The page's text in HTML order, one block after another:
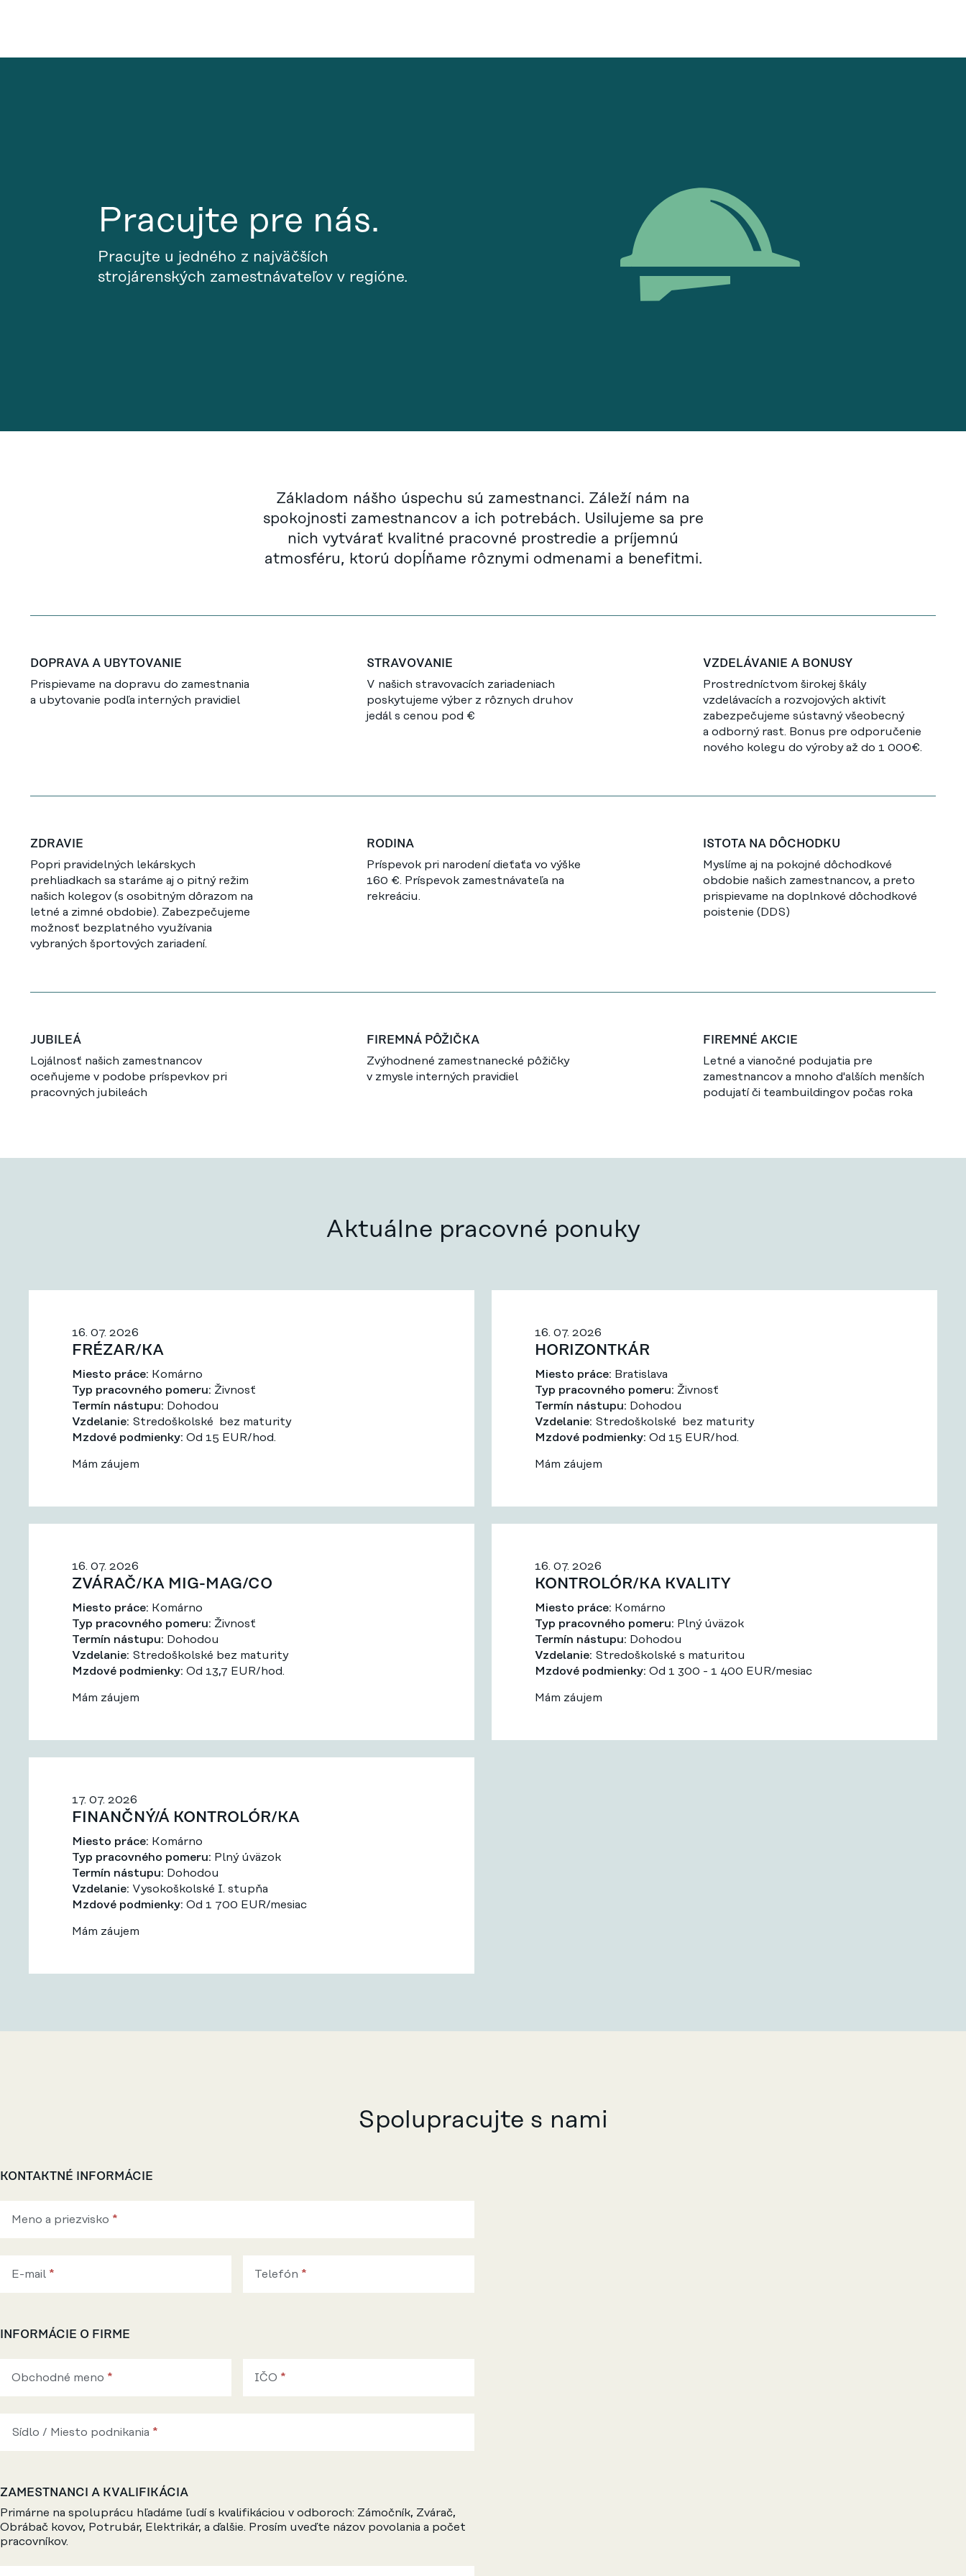
Pracujte pre nás.
Pracujte u jedného z najväčších
strojárenských zamestnávateľov v regióne.
Základom nášho úspechu sú zamestnanci. Záleží nám na
spokojnosti zamestnancov a ich potrebách. Usilujeme sa pre
nich vytvárať kvalitné pracovné prostredie a príjemnú
atmosféru, ktorú dopĺňame rôznymi odmenami a benefitmi.
DOPRAVA A UBYTOVANIE
Prispievame na dopravu do zamestnania
a ubytovanie podľa interných pravidiel
STRAVOVANIE
V našich stravovacích zariadeniach
poskytujeme výber z rôznych druhov
jedál s cenou pod €
VZDELÁVANIE A BONUSY
Prostredníctvom širokej škály
vzdelávacích a rozvojových aktivít
zabezpečujeme sústavný všeobecný
a odborný rast. Bonus pre odporučenie
nového kolegu do výroby až do 1 000€.
ZDRAVIE
Popri pravidelných lekárskych
prehliadkach sa staráme aj o pitný režim
našich kolegov (s osobitným dôrazom na
letné a zimné obdobie). Zabezpečujeme
možnosť bezplatného využívania
vybraných športových zariadení.
RODINA
Príspevok pri narodení dieťaťa vo výške
160 €. Príspevok zamestnávateľa na
rekreáciu.
ISTOTA NA DÔCHODKU
Myslíme aj na pokojné dôchodkové
obdobie našich zamestnancov, a preto
prispievame na doplnkové dôchodkové
poistenie (DDS)
JUBILEÁ
Lojálnosť našich zamestnancov
oceňujeme v podobe príspevkov pri
pracovných jubileách
FIREMNÁ PÔŽIČKA
Zvýhodnené zamestnanecké pôžičky
v zmysle interných pravidiel
FIREMNÉ AKCIE
Letné a vianočné podujatia pre
zamestnancov a mnoho d'alších menších
podujatí či teambuildingov počas roka
Aktuálne pracovné ponuky
16. 07. 2026
FRÉZAR/KA
Miesto práce: Komárno
Typ pracovného pomeru: Živnosť
Termín nástupu: Dohodou
Vzdelanie: Stredoškolské bez maturity
Mzdové podmienky: Od 15 EUR/hod.
Mám záujem
16. 07. 2026
HORIZONTKÁR
Miesto práce: Bratislava
Typ pracovného pomeru: Živnosť
Termín nástupu: Dohodou
Vzdelanie: Stredoškolské bez maturity
Mzdové podmienky: Od 15 EUR/hod.
Mám záujem
16. 07. 2026
ZVÁRAČ/KA MIG-MAG/CO
Miesto práce: Komárno
Typ pracovného pomeru: Živnosť
Termín nástupu: Dohodou
Vzdelanie: Stredoškolské bez maturity
Mzdové podmienky: Od 13,7 EUR/hod.
Mám záujem
16. 07. 2026
KONTROLÓR/KA KVALITY
Miesto práce: Komárno
Typ pracovného pomeru: Plný úväzok
Termín nástupu: Dohodou
Vzdelanie: Stredoškolské s maturitou
Mzdové podmienky: Od 1 300 - 1 400 EUR/mesiac
Mám záujem
17. 07. 2026
FINANČNÝ/Á KONTROLÓR/KA
Miesto práce: Komárno
Typ pracovného pomeru: Plný úväzok
Termín nástupu: Dohodou
Vzdelanie: Vysokoškolské I. stupňa
Mzdové podmienky: Od 1 700 EUR/mesiac
Mám záujem
Spolupracujte s nami
Spolupracujte
KONTAKTNÉ INFORMÁCIE
Meno a priezvisko *
E-mail * Telefón *
INFORMÁCIE O FIRME
Obchodné meno * IČO *
Sídlo / Miesto podnikania *
ZAMESTNANCI A KVALIFIKÁCIA
Primárne na spoluprácu hľadáme ľudí s kvalifikáciou v odboroch: Zámočník, Zvárač,
Obrábač kovov, Potrubár, Elektrikár, a ďalšie. Prosím uveďte názov povolania a počet
pracovníkov.